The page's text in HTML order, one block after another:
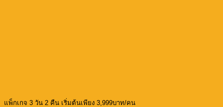
แพ็กเกจ 3 วัน 2 คืน เริ่มต้นเพียง 3,999บาท/คน